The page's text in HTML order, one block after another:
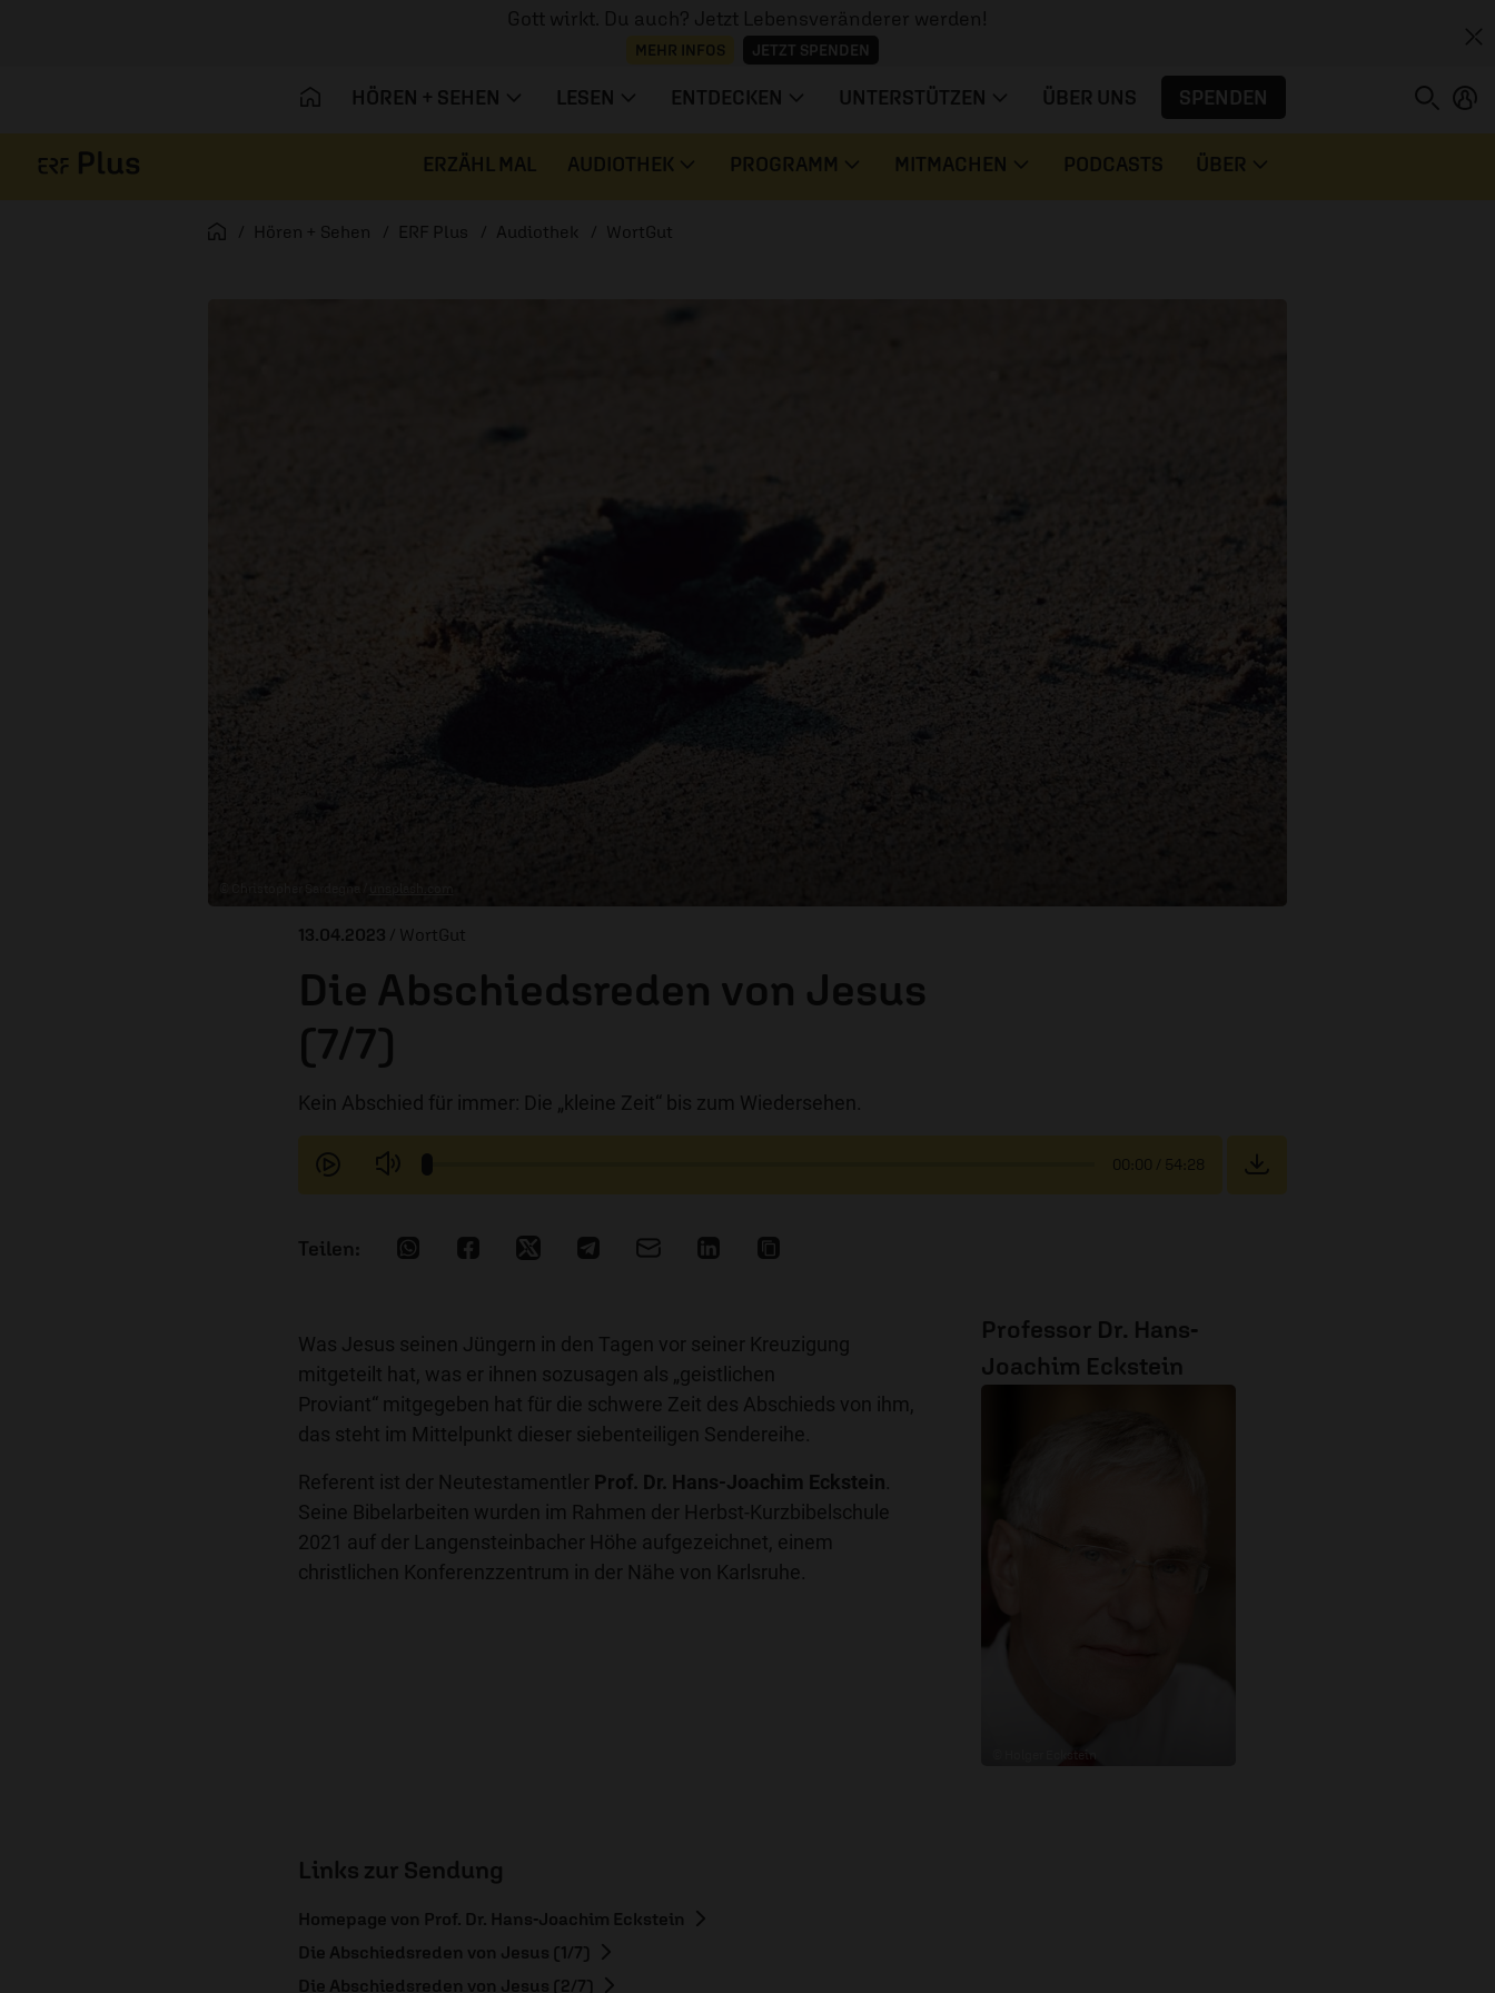
Gott wirkt. Du auch? Jetzt Lebensveränderer werden!
MEHR INFOS JETZT SPENDEN
HÖREN + SEHEN LESEN ENTDECKEN UNTERSTÜTZEN ÜBER UNS SPENDEN
ERZÄHL MAL AUDIOTHEK PROGRAMM MITMACHEN PODCASTS ÜBER
Startseite
Hören + Sehen ERF Plus Audiothek WortGut
© Christopher Sardegna /
13.04.2023 / WortGut
Die Abschiedsreden von Jesus
(7/7)
Kein Abschied für immer: Die „kleine Zeit“ bis zum Wiedersehen.
00:00 / 54:28
Was Jesus seinen Jüngern in den Tagen vor seiner Kreuzigung
mitgeteilt hat, was er ihnen sozusagen als „geistlichen
Proviant“ mitgegeben hat für die schwere Zeit des Abschieds von ihm,
das steht im Mittelpunkt dieser siebenteiligen Sendereihe.
Referent ist der Neutestamentler Prof. Dr. Hans-Joachim Eckstein
Seine Bibelarbeiten wurden im Rahmen der Herbst-Kurzbibelschule
2021 auf der Langensteinbacher Höhe aufgezeichnet, einem
christlichen Konferenzzentrum in der Nähe von Karlsruhe.
Professor Dr. Hans-
Joachim Eckstein
© Holger Eckstein
Links zur Sendung
Homepage von Prof. Dr. Hans-Joachim Eckstein
Die Abschiedsreden von Jesus (1/7)
Die Abschiedsreden von Jesus (2/7)